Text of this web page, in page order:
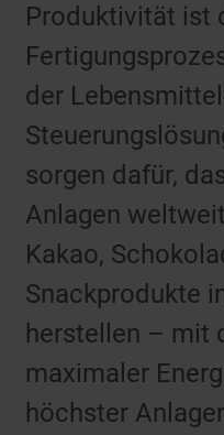
Produktivität ist
der
sorgen dafür,
Anlagen
Kakao,
Snackprodukte
herstellen – mit
maximaler
höchster